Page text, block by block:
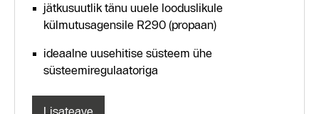
jätkusuutlik tänu uuele looduslikule
külmutusagensile R290 (propaan)
ideaalne uusehitise süsteem ühe
süsteemiregulaatoriga